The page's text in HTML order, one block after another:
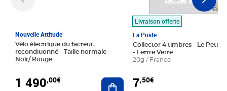
Nouvelle Attitude
Vélo électrique du facteur,
reconditionné - Taille normale -
Noir/ Rouge
1 490,00€ Ajouter au panier
Livraison offerte
La Poste
Collector 4 timbres - Le Petit
- Lettre Verte
20g / France
7,50€